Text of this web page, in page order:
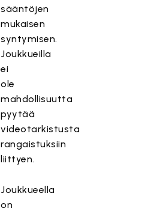
sääntöjen
mukaisen
syntymisen.
Joukkueilla
ei
ole
mahdollisuutta
pyytää
videotarkistusta
rangaistuksiin
liittyen.
Joukkueella
on